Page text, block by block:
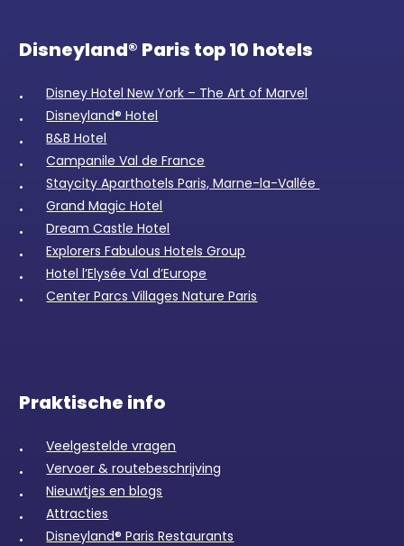
Disneyland® Paris top 10 hotels
Disney Hotel New York – The Art of Marvel
Disneyland® Hotel
B&B Hotel
Campanile Val de France
Staycity Aparthotels Paris, Marne-la-Vallée
Grand Magic Hotel
Dream Castle Hotel
Explorers Fabulous Hotels Group
Hotel l’Elysée Val d’Europe
Center Parcs Villages Nature Paris
Praktische info
Veelgestelde vragen
Vervoer & routebeschrijving
Nieuwtjes en blogs
Attracties
Disneyland® Paris Restaurants